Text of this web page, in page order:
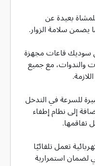
بعيدة عن
يضمن سلامة الزوار.
سوديك قاعات مجهزة
والندوات، مع جميع
للسرعة في التدخل
إلى نظام إطفاء
تفاقمها.
تعمل تلقائيًا
استمرارية